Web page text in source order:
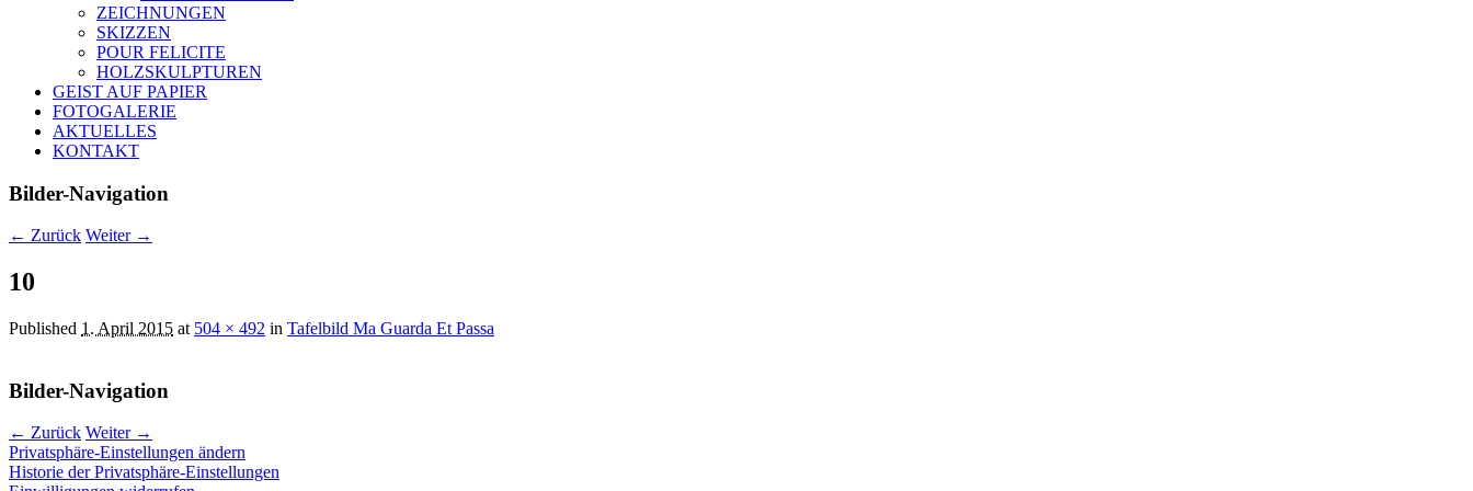
ZEICHNUNGEN
SKIZZEN
POUR FELICITE
HOLZSKULPTUREN
GEIST AUF PAPIER
FOTOGALERIE
AKTUELLES
KONTAKT
Bilder-Navigation
← Zurück Weiter →
10
Published 1. April 2015 at 504 × 492 in Tafelbild Ma Guarda Et Passa
Bilder-Navigation
← Zurück Weiter →
Privatsphäre-Einstellungen ändern
Historie der Privatsphäre-Einstellungen